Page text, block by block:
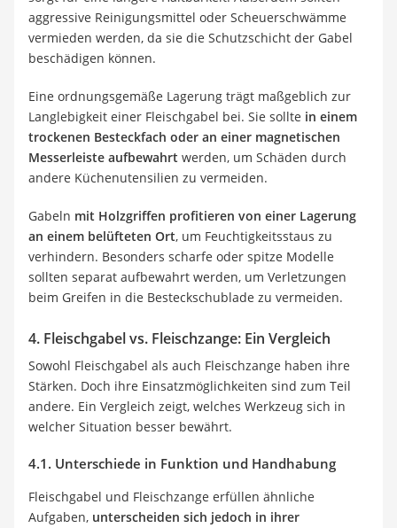
aggressive Reinigungsmittel oder Scheuerschwämme
vermieden werden, da sie die Schutzschicht der Gabel
beschädigen können.
Eine ordnungsgemäße Lagerung trägt maßgeblich zur
Langlebigkeit einer Fleischgabel bei. Sie sollte in einem
trockenen Besteckfach oder an einer magnetischen
Messerleiste aufbewahrt werden, um Schäden durch
andere Küchenutensilien zu vermeiden.
Gabeln mit Holzgriffen profitieren von einer Lagerung
an einem belüfteten Ort, um Feuchtigkeitsstaus zu
verhindern. Besonders scharfe oder spitze Modelle
sollten separat aufbewahrt werden, um Verletzungen
beim Greifen in die Besteckschublade zu vermeiden.
4. Fleischgabel vs. Fleischzange: Ein Vergleich
Sowohl Fleischgabel als auch Fleischzange haben ihre
Stärken. Doch ihre Einsatzmöglichkeiten sind zum Teil
andere. Ein Vergleich zeigt, welches Werkzeug sich in
welcher Situation besser bewährt.
4.1. Unterschiede in Funktion und Handhabung
Fleischgabel und Fleischzange erfüllen ähnliche
Aufgaben, unterscheiden sich jedoch in ihrer